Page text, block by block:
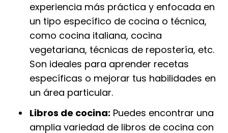
experiencia más práctica y enfocada en
un tipo específico de cocina o técnica,
como cocina italiana, cocina
vegetariana, técnicas de repostería, etc.
Son ideales para aprender recetas
específicas o mejorar tus habilidades en
un área particular.
Libros de cocina: Puedes encontrar una
amplia variedad de libros de cocina con